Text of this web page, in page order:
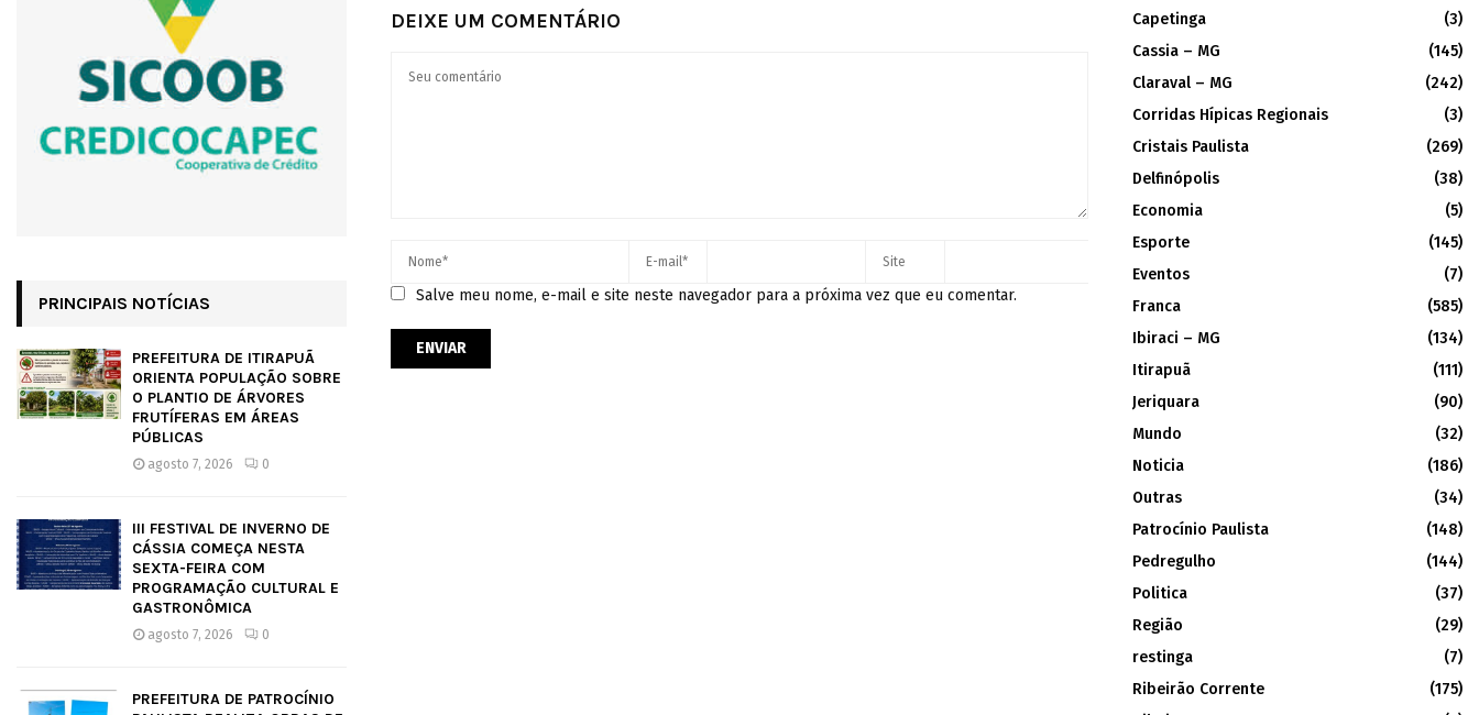
DEIXE UM COMENTÁRIO
Salve meu nome, e-mail e site neste navegador para a próxima vez que eu comentar.
PRINCIPAIS NOTÍCIAS
PREFEITURA DE ITIRAPUÃ
ORIENTA POPULAÇÃO SOBRE
O PLANTIO DE ÁRVORES
FRUTÍFERAS EM ÁREAS
PÚBLICAS
agosto 7, 2026 0
III FESTIVAL DE INVERNO DE
CÁSSIA COMEÇA NESTA
SEXTA-FEIRA COM
PROGRAMAÇÃO CULTURAL E
GASTRONÔMICA
agosto 7, 2026 0
PREFEITURA DE PATROCÍNIO
Capetinga
(3)
Cassia – MG
(145)
Claraval – MG
(242)
Corridas Hípicas Regionais
(3)
Cristais Paulista
(269)
Delfinópolis
(38)
Economia
(5)
Esporte
(145)
Eventos
(7)
Franca
(585)
Ibiraci – MG
(134)
Itirapuã
(111)
Jeriquara
(90)
Mundo
(32)
Noticia
(186)
Outras
(34)
Patrocínio Paulista
(148)
Pedregulho
(144)
Politica
(37)
Região
(29)
restinga
(7)
Ribeirão Corrente
(175)